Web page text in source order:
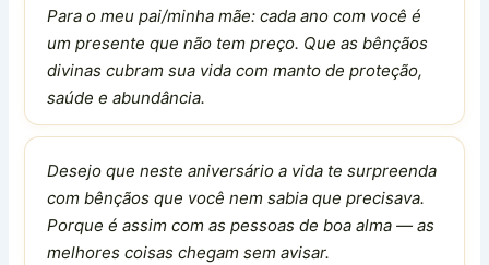
Para o meu pai/minha mãe: cada ano com você é
um presente que não tem preço. Que as bênçãos
divinas cubram sua vida com manto de proteção,
saúde e abundância.
Desejo que neste aniversário a vida te surpreenda
com bênçãos que você nem sabia que precisava.
Porque é assim com as pessoas de boa alma — as
melhores coisas chegam sem avisar.